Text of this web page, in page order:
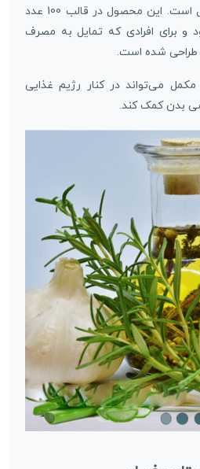
آویشن نیز سرشار از تیمول است. این محصول در قالب 100 عدد
برای افرادی که تمایل به مصرف
طراحی شده است.
می‌تواند در کنار رژیم غذایی
بدن کمک کند.